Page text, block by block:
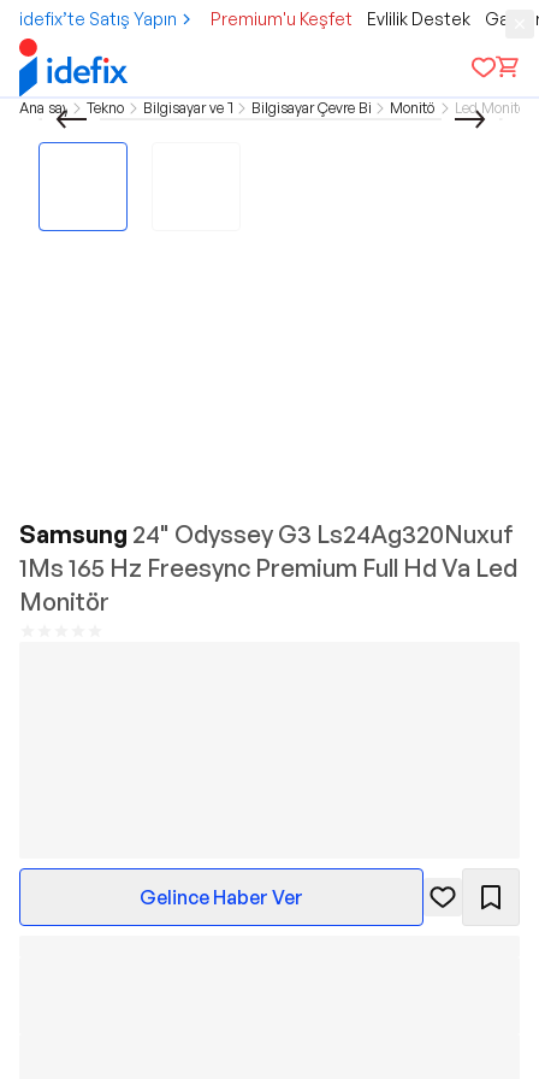
idefix’te Satış Yapın Premium'u Keşfet Evlilik Destek
Ana sayfa Teknoloji Bilgisayar ve TabletBilgisayar Çevre BirimleriMonitörler Led
Samsung 24" Odyssey G3 Ls24Ag320Nuxuf
1Ms 165 Hz Freesync Premium Full Hd Va Led
Monitör
Gelince Haber Ver